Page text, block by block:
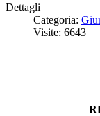
Dettagli
Categoria:
Visite: 6643